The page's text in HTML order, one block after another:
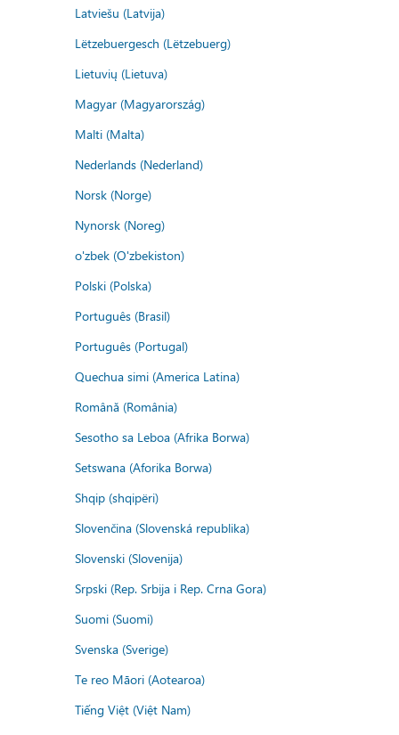
Latviešu (Latvija)
Lëtzebuergesch (Lëtzebuerg)
Lietuvių (Lietuva)
Magyar (Magyarország)
Malti (Malta)
Nederlands (Nederland)
Norsk (Norge)
Nynorsk (Noreg)
o'zbek (O'zbekiston)
Polski (Polska)
Português (Brasil)
Português (Portugal)
Quechua simi (America Latina)
Română (România)
Sesotho sa Leboa (Afrika Borwa)
Setswana (Aforika Borwa)
Shqip (shqipëri)
Slovenčina (Slovenská republika)
Slovenski (Slovenija)
Srpski (Rep. Srbija i Rep. Crna Gora)
Suomi (Suomi)
Svenska (Sverige)
Te reo Māori (Aotearoa)
Tiếng Việt (Việt Nam)